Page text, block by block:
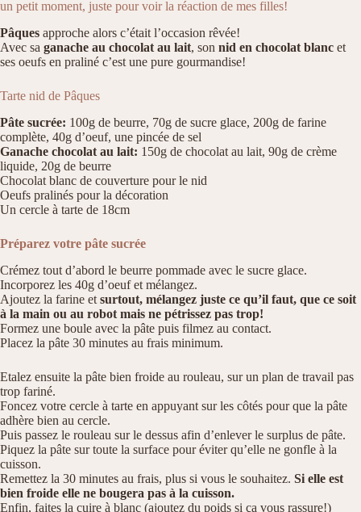
un petit moment, juste pour voir la réaction de mes filles!
Pâques approche alors c’était l’occasion rêvée!
Avec sa ganache au chocolat au lait, son nid en chocolat blanc et
ses oeufs en praliné c’est une pure gourmandise!
Tarte nid de Pâques
Pâte sucrée: 100g de beurre, 70g de sucre glace, 200g de farine
complète, 40g d’oeuf, une pincée de sel
Ganache chocolat au lait: 150g de chocolat au lait, 90g de crème
liquide, 20g de beurre
Chocolat blanc de couverture pour le nid
Oeufs pralinés pour la décoration
Un cercle à tarte de 18cm
Préparez votre pâte sucrée
Crémez tout d’abord le beurre pommade avec le sucre glace.
Incorporez les 40g d’oeuf et mélangez.
Ajoutez la farine et surtout, mélangez juste ce qu’il faut, que ce soit
à la main ou au robot mais ne pétrissez pas trop!
Formez une boule avec la pâte puis filmez au contact.
Placez la pâte 30 minutes au frais minimum.
Etalez ensuite la pâte bien froide au rouleau, sur un plan de travail pas
trop fariné.
Foncez votre cercle à tarte en appuyant sur les côtés pour que la pâte
adhère bien au cercle.
Puis passez le rouleau sur le dessus afin d’enlever le surplus de pâte.
Piquez la pâte sur toute la surface pour éviter qu’elle ne gonfle à la
cuisson.
Remettez la 30 minutes au frais, plus si vous le souhaitez. Si elle est
bien froide elle ne bougera pas à la cuisson.
Enfin, faites la cuire à blanc (ajoutez du poids si ça vous rassure!)